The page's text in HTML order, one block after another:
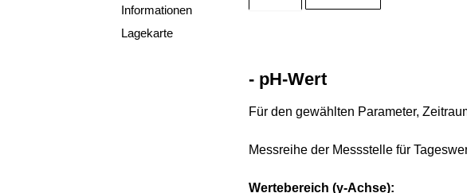
Informationen
Lagekarte
- pH-Wert
Für den gewählten Parameter,
Messreihe der Messstelle für
Wertebereich (y-Achse):